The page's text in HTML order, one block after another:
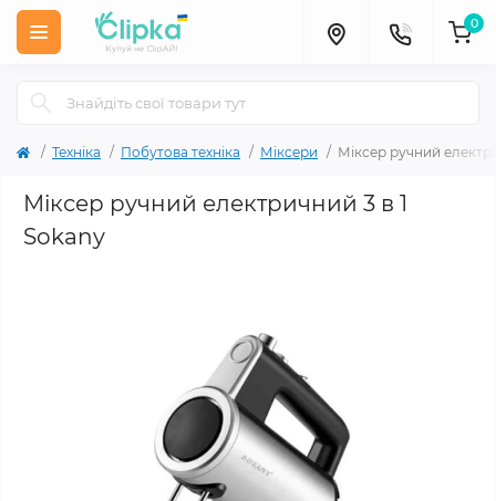
0
Техніка Побутова техніка Міксери Міксер ручний
Міксер ручний електричний 3 в 1
Sokany